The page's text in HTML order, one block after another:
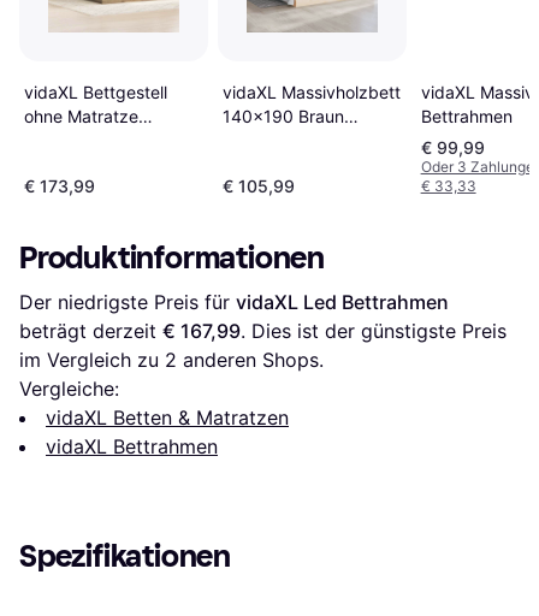
vidaXL Bettgestell
ohne Matratze
Bettrahmen
€ 173,99
vidaXL Massivholzbett
140x190 Braun
€ 105,99
vidaXL
Bettrahmen
€ 99,99
Oder 3
€ 33,33
Produktinformationen
Der niedrigste Preis für vidaXL Led Bettrahmen
beträgt derzeit € 167,99. Dies ist der günstigste Preis
im Vergleich zu 2 anderen Shops.
Vergleiche:
vidaXL Betten & Matratzen
vidaXL Bettrahmen
Spezifikationen